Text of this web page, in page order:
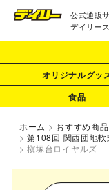
公式通販
デイリー
オリジナルグッ
食品
ホーム > おすすめ商品
> 第108回 関西団地
> 槇塚台ロイヤルズ